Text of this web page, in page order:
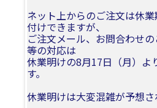
ネット上からのご注文は休
付けできますが、
ご注文メール、お問合わせ
等の対応は
休業明けの8月17日（月）よ
す。
休業明けは大変混雑が予想さ